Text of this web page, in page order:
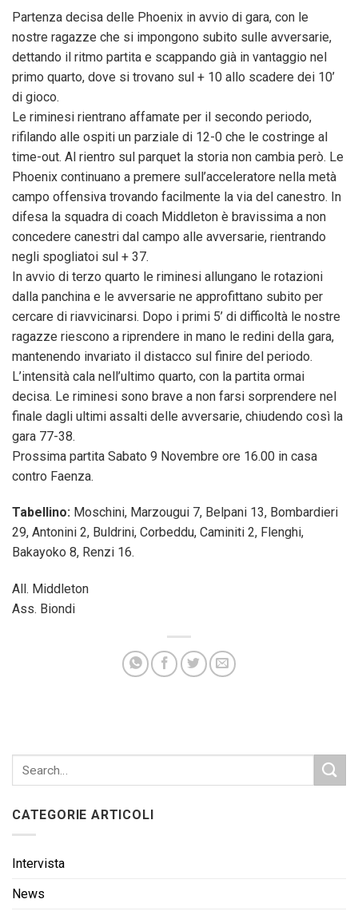
Partenza decisa delle Phoenix in avvio di gara, con le
nostre ragazze che si impongono subito sulle avversarie,
dettando il ritmo partita e scappando già in vantaggio nel
primo quarto, dove si trovano sul + 10 allo scadere dei 10’
di gioco.
Le riminesi rientrano affamate per il secondo periodo,
rifilando alle ospiti un parziale di 12-0 che le costringe al
time-out. Al rientro sul parquet la storia non cambia però. Le
Phoenix continuano a premere sull’acceleratore nella metà
campo offensiva trovando facilmente la via del canestro. In
difesa la squadra di coach Middleton è bravissima a non
concedere canestri dal campo alle avversarie, rientrando
negli spogliatoi sul + 37.
In avvio di terzo quarto le riminesi allungano le rotazioni
dalla panchina e le avversarie ne approfittano subito per
cercare di riavvicinarsi. Dopo i primi 5’ di difficoltà le nostre
ragazze riescono a riprendere in mano le redini della gara,
mantenendo invariato il distacco sul finire del periodo.
L’intensità cala nell’ultimo quarto, con la partita ormai
decisa. Le riminesi sono brave a non farsi sorprendere nel
finale dagli ultimi assalti delle avversarie, chiudendo così la
gara 77-38.
Prossima partita Sabato 9 Novembre ore 16.00 in casa
contro Faenza.
Tabellino: Moschini, Marzougui 7, Belpani 13, Bombardieri
29, Antonini 2, Buldrini, Corbeddu, Caminiti 2, Flenghi,
Bakayoko 8, Renzi 16.
All. Middleton
Ass. Biondi
CATEGORIE ARTICOLI
Intervista
News